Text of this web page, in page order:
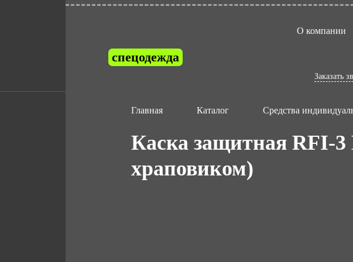
спецодежда
О компании
Заказать
Главная Каталог Средства
Каска защитная RFI-3
храповиком)